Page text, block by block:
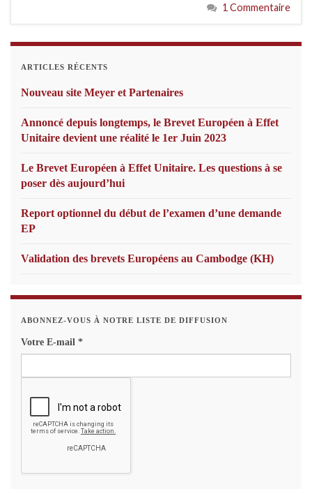
1 Commentaire
ARTICLES RÉCENTS
Nouveau site Meyer et Partenaires
Annoncé depuis longtemps, le Brevet Européen à Effet
Unitaire devient une réalité le 1er Juin 2023
Le Brevet Européen à Effet Unitaire. Les questions à se
poser dès aujourd’hui
Report optionnel du début de l’examen d’une demande
EP
Validation des brevets Européens au Cambodge (KH)
ABONNEZ-VOUS À NOTRE LISTE DE DIFFUSION
Votre E-mail *